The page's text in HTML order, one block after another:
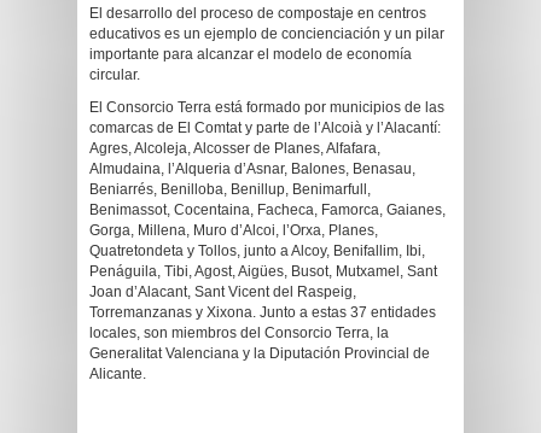
El desarrollo del proceso de compostaje en centros
educativos es un ejemplo de concienciación y un pilar
importante para alcanzar el modelo de economía
circular.
El Consorcio Terra está formado por municipios de las
comarcas de El Comtat y parte de l’Alcoià y l’Alacantí:
Agres, Alcoleja, Alcosser de Planes, Alfafara,
Almudaina, l’Alqueria d’Asnar, Balones, Benasau,
Beniarrés, Benilloba, Benillup, Benimarfull,
Benimassot, Cocentaina, Facheca, Famorca, Gaianes,
Gorga, Millena, Muro d’Alcoi, l’Orxa, Planes,
Quatretondeta y Tollos, junto a Alcoy, Benifallim, Ibi,
Penáguila, Tibi, Agost, Aigües, Busot, Mutxamel, Sant
Joan d’Alacant, Sant Vicent del Raspeig,
Torremanzanas y Xixona. Junto a estas 37 entidades
locales, son miembros del Consorcio Terra, la
Generalitat Valenciana y la Diputación Provincial de
Alicante.